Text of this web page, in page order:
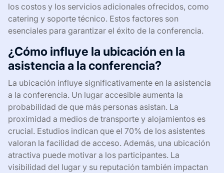
los costos y los servicios adicionales ofrecidos, como
catering y soporte técnico. Estos factores son
esenciales para garantizar el éxito de la conferencia.
¿Cómo influye la ubicación en la
asistencia a la conferencia?
La ubicación influye significativamente en la asistencia
a la conferencia. Un lugar accesible aumenta la
probabilidad de que más personas asistan. La
proximidad a medios de transporte y alojamientos es
crucial. Estudios indican que el 70% de los asistentes
valoran la facilidad de acceso. Además, una ubicación
atractiva puede motivar a los participantes. La
visibilidad del lugar y su reputación también impactan